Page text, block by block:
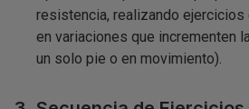
resistencia, realizando
en variaciones que incrementen
un solo pie o en movimiento).